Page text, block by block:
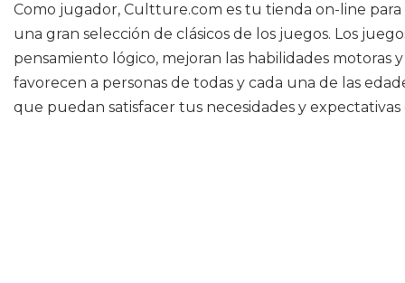
Como jugador, Cultture.com es tu tienda on-line para
una gran selección de clásicos de los juegos. Los
pensamiento lógico, mejoran las habilidades
favorecen a personas de todas y cada una de las
que puedan satisfacer tus necesidades y expectativas